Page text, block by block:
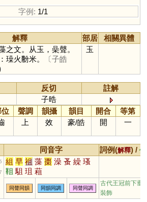
字例: 1/1
解釋 部居
相關異體
之文。从玉，喿聲。
璪火黺米。
〔子皓
玉
反切
註解
子晧
位 聲調 韻攝 韻目 開合
等第
上 效 豪/皓 開 一
同音字 詞例(解釋) /
組 早 祖 藻 棗 澡 蚤 繰 瑵
靻 駔 珇 蒩
同聲同韻 同韻同調 同聲同調
古代王冠前下垂
裝飾